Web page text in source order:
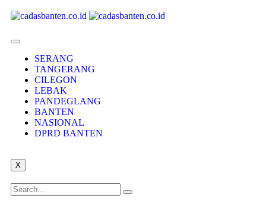
SERANG
TANGERANG
CILEGON
LEBAK
PANDEGLANG
BANTEN
NASIONAL
DPRD BANTEN
X